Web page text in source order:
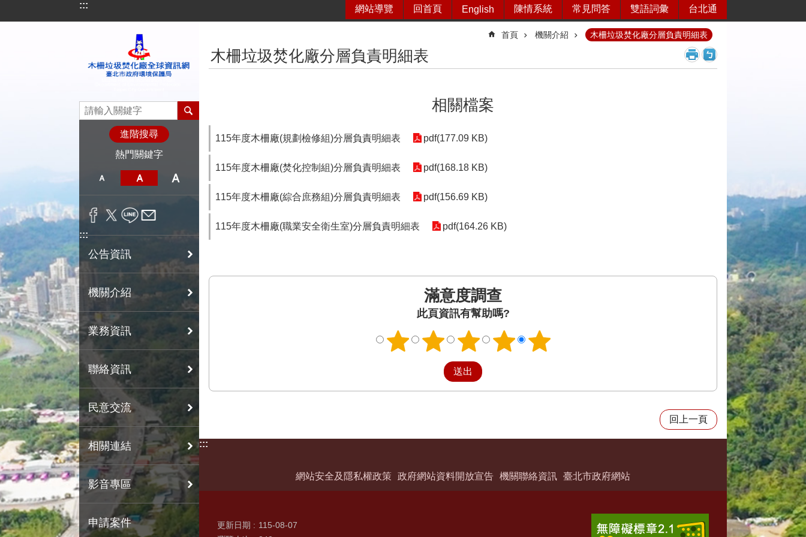
跳到主要內容區塊
::: 網站導覽 回首頁 English 陳情系統 常見問答 雙語詞彙 台北通
進階搜尋
熱門關鍵字
:::
公告資訊
機關介紹
業務資訊
聯絡資訊
民意交流
相關連結
影音專區
申請案件
首頁 機關介紹 木柵垃圾焚化廠分層負責明細表
木柵垃圾焚化廠分層負責明細表
相關檔案
115年度木柵廠(規劃檢修組)分層負責明細表 pdf(177.09 KB)
115年度木柵廠(焚化控制組)分層負責明細表 pdf(168.18 KB)
115年度木柵廠(綜合庶務組)分層負責明細表 pdf(156.69 KB)
115年度木柵廠(職業安全衛生室)分層負責明細表 pdf(164.26 KB)
滿意度調查
此頁資訊有幫助嗎?
回上一頁
:::
網站安全及隱私權政策 政府網站資料開放宣告 機關聯絡資訊 臺北市政府網站
更新日期
115-08-07